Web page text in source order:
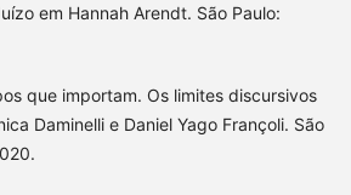
em Hannah Arendt. São Paulo:
que importam. Os limites discursivos
Daminelli e Daniel Yago Françoli. São